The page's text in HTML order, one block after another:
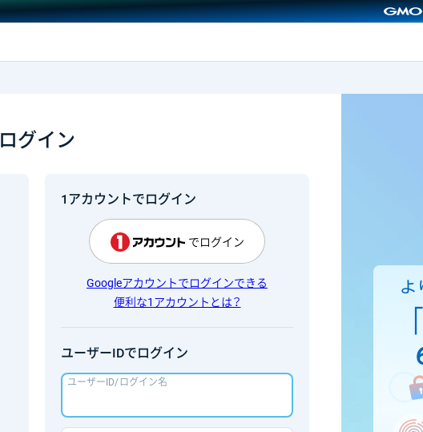
ログイン
1アカウントでログイン
でログイン
Googleアカウントでログインできる
便利な1アカウントとは？
ユーザーIDでログイン
ユーザーID/ログイン名